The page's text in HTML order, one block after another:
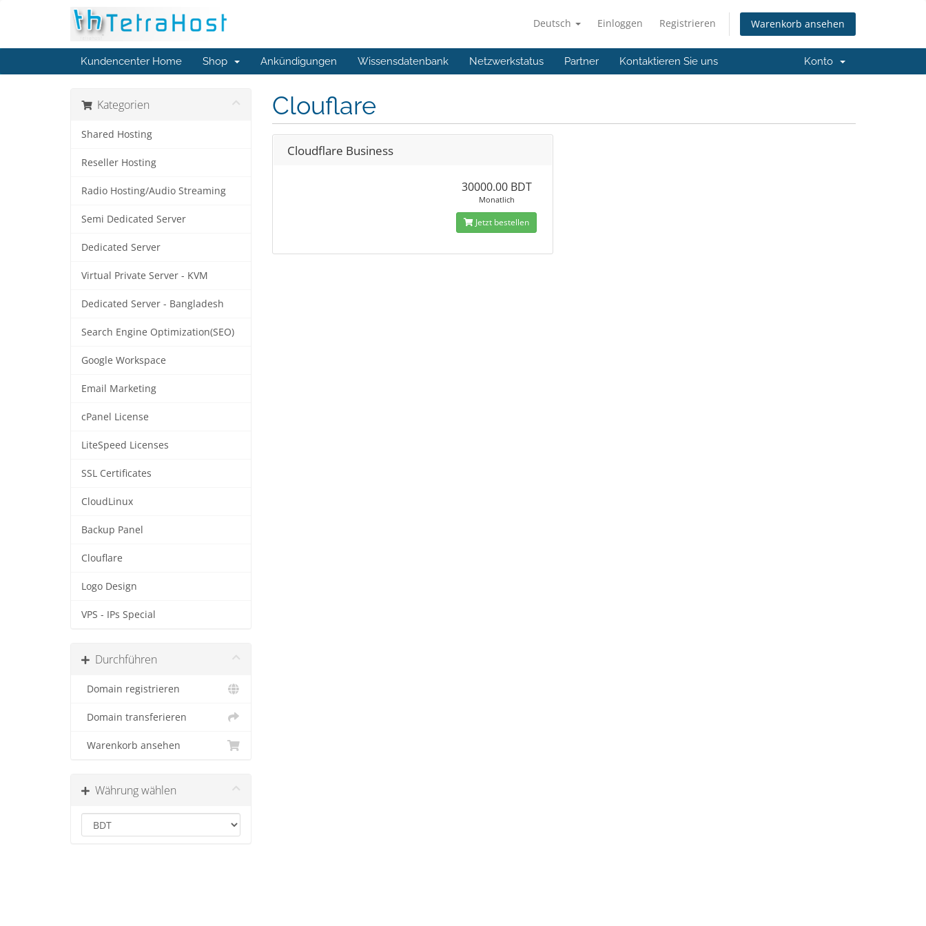
Deutsch Einloggen Registrieren Warenkorb ansehen
Kundencenter Home Shop Ankündigungen Wissensdatenbank Netzwerkstatus Partner Kontaktieren Sie uns Konto
Kategorien
Shared Hosting
Reseller Hosting
Radio Hosting/Audio Streaming
Semi Dedicated Server
Dedicated Server
Virtual Private Server - KVM
Dedicated Server - Bangladesh
Search Engine Optimization(SEO)
Google Workspace
Email Marketing
cPanel License
LiteSpeed Licenses
SSL Certificates
CloudLinux
Backup Panel
Clouflare
Logo Design
VPS - IPs Special
Durchführen
Domain registrieren
Domain transferieren
Warenkorb ansehen
Währung wählen
Clouflare
Cloudflare Business
30000.00 BDT
Monatlich
Jetzt bestellen